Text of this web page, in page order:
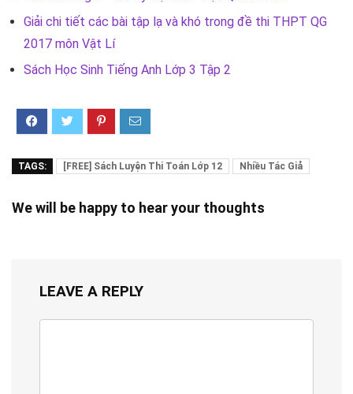
Giải chi tiết các bài tập lạ và khó trong đề thi THPT QG
2017 môn Vật Lí
Sách Học Sinh Tiếng Anh Lớp 3 Tập 2
TAGS: [FREE] Sách Luyện Thi Toán Lớp 12 Nhiều Tác Giả
We will be happy to hear your thoughts
LEAVE A REPLY